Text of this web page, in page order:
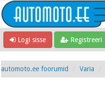
Logi sisse Registreeri
automoto.ee foorumid Varia